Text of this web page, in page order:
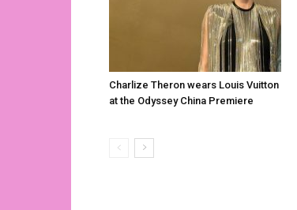
Charlize Theron wears Louis Vuitton
at the Odyssey China Premiere